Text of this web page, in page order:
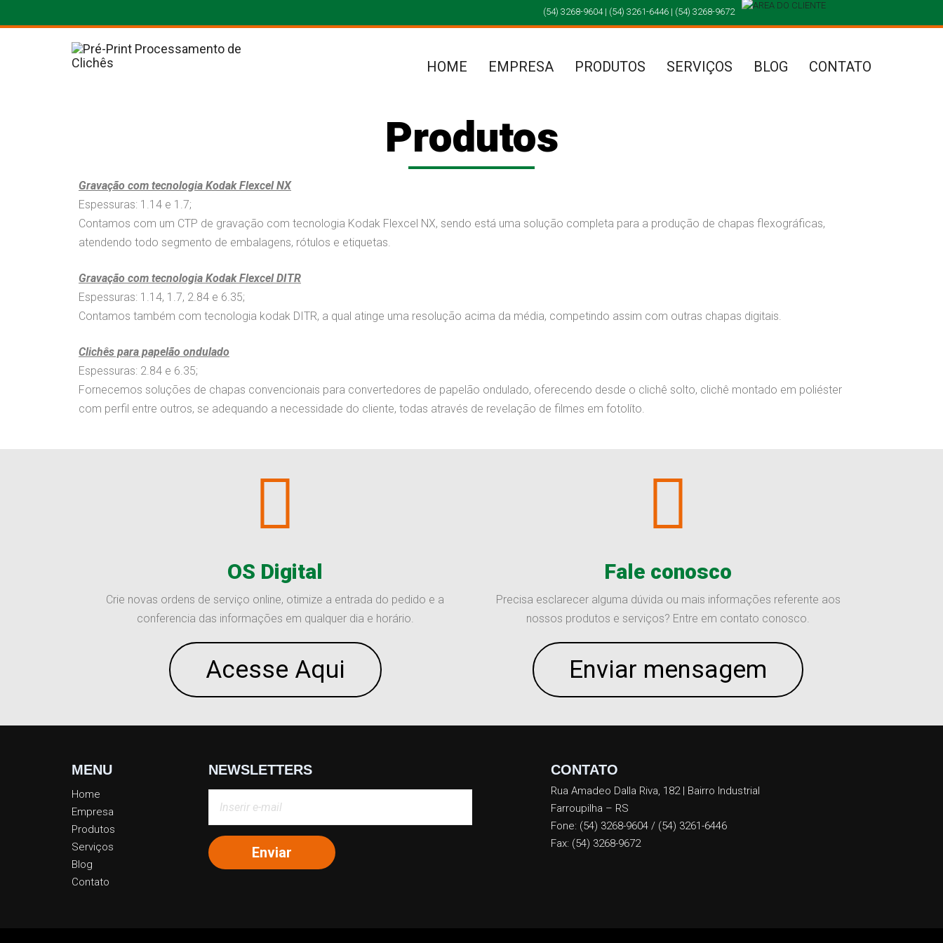
(54) 3268-9604 | (54) 3261-6446 | (54) 3268-9672
HOME EMPRESA PRODUTOS SERVIÇOS BLOG CONTATO
Produtos
Gravação com tecnologia Kodak Flexcel NX
Espessuras: 1.14 e 1.7;
Contamos com um CTP de gravação com tecnologia Kodak Flexcel NX, sendo está uma solução completa para a produção de chapas flexográficas,
atendendo todo segmento de embalagens, rótulos e etiquetas.
Gravação com tecnologia Kodak Flexcel DITR
Espessuras: 1.14, 1.7, 2.84 e 6.35;
Contamos também com tecnologia kodak DITR, a qual atinge uma resolução acima da média, competindo assim com outras chapas digitais.
Clichês para papelão ondulado
Espessuras: 2.84 e 6.35;
Fornecemos soluções de chapas convencionais para convertedores de papelão ondulado, oferecendo desde o clichê solto, clichê montado em poliéster
com perfil entre outros, se adequando a necessidade do cliente, todas através de revelação de filmes em fotolíto.
OS Digital
Crie novas ordens de serviço online, otimize a entrada do pedido e a
conferencia das informações em qualquer dia e horário.
Acesse Aqui
Fale conosco
Precisa esclarecer alguma dúvida ou mais informações referente aos
nossos produtos e serviços? Entre em contato conosco.
Enviar mensagem
MENU
Home
Empresa
Produtos
Serviços
Blog
Contato
NEWSLETTERS CONTATO
Rua Amadeo Dalla Riva, 182 | Bairro Industrial
Farroupilha – RS
Fone: (54) 3268-9604 / (54) 3261-6446
Fax: (54) 3268-9672